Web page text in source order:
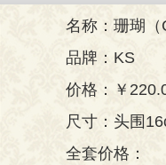
名称：珊瑚
品牌：KS
价格：￥
尺寸：头围
全套价格：